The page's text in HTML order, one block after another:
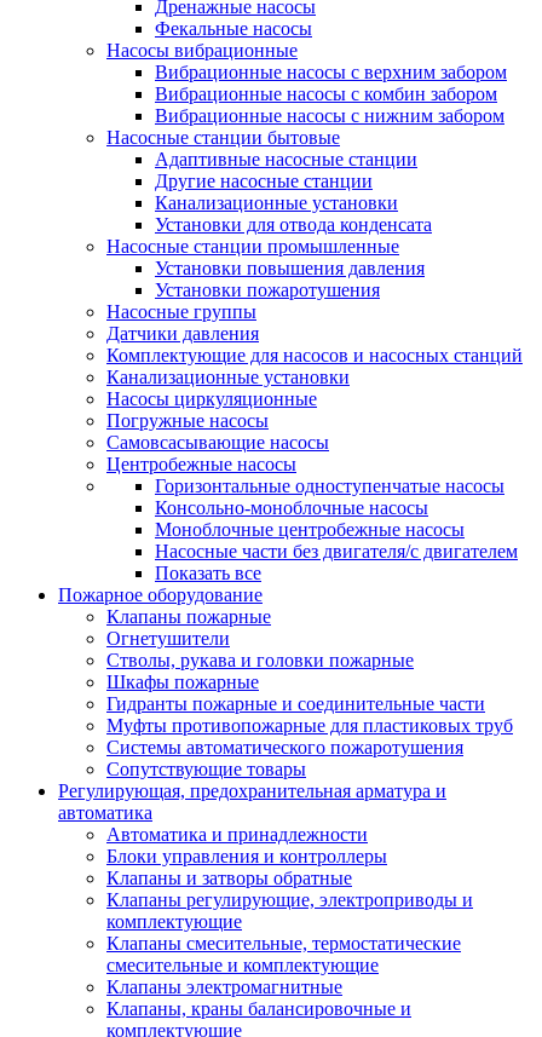
Дренажные насосы
Фекальные насосы
Насосы вибрационные
Вибрационные насосы с верхним забором
Вибрационные насосы с комбин забором
Вибрационные насосы с нижним забором
Насосные станции бытовые
Адаптивные насосные станции
Другие насосные станции
Канализационные установки
Установки для отвода конденсата
Насосные станции промышленные
Установки повышения давления
Установки пожаротушения
Насосные группы
Датчики давления
Комплектующие для насосов и насосных станций
Канализационные установки
Насосы циркуляционные
Погружные насосы
Самовсасывающие насосы
Центробежные насосы
Горизонтальные одноступенчатые насосы
Консольно-моноблочные насосы
Моноблочные центробежные насосы
Насосные части без двигателя/с двигателем
Показать все
Пожарное оборудование
Клапаны пожарные
Огнетушители
Стволы, рукава и головки пожарные
Шкафы пожарные
Гидранты пожарные и соединительные части
Муфты противопожарные для пластиковых труб
Системы автоматического пожаротушения
Сопутствующие товары
Регулирующая, предохранительная арматура и
автоматика
Автоматика и принадлежности
Блоки управления и контроллеры
Клапаны и затворы обратные
Клапаны регулирующие, электроприводы и
комплектующие
Клапаны смесительные, термостатические
смесительные и комплектующие
Клапаны электромагнитные
Клапаны, краны балансировочные и
комплектующие